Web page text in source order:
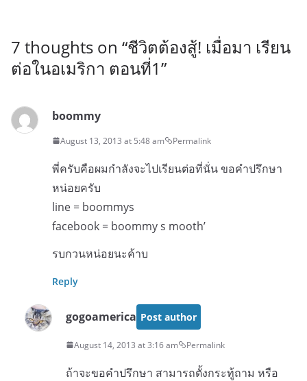
7 thoughts on “ชีวิตต้องสู้! เมื่อมา เรียน
ต่อในอเมริกา ตอนที่1”
boommy
August 13, 2013 at 5:48 am Permalink
พี่ครับคือผมกำลังจะไปเรียนต่อที่นั่น ขอคำปรึกษา
หน่อยครับ
line = boommys
facebook = boommy s mooth’
รบกวนหน่อยนะค้าบ
Reply
gogoamerica Post author
August 14, 2013 at 3:16 am Permalink
ถ้าจะขอคำปรึกษา สามารถตั้งกระทู้ถาม หรือ